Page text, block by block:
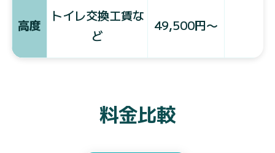
高度
トイレ交換工賃な
ど
49,500円〜
料金比較